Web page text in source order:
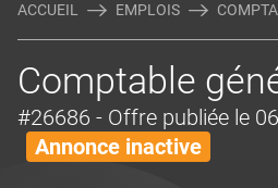
ACCUEIL EMPLOIS
Comptable
#26686 - Offre publiée le
Annonce inactive